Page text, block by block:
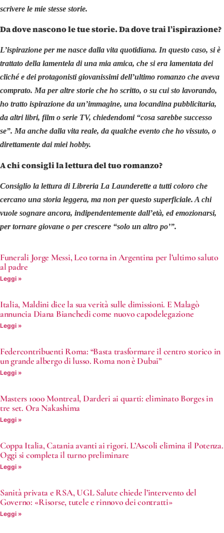
scrivere le mie stesse storie.
Da dove nascono le tue storie. Da dove trai l’ispirazione?
L’ispirazione per me nasce dalla vita quotidiana. In questo caso, si è
trattato della lamentela di una mia amica, che si era lamentata dei
cliché e dei protagonisti giovanissimi dell’ultimo romanzo che aveva
comprato. Ma per altre storie che ho scritto, o su cui sto lavorando,
ho tratto ispirazione da un’immagine, una locandina pubblicitaria,
da altri libri, film o serie TV, chiedendomi “cosa sarebbe successo
se”. Ma anche dalla vita reale, da qualche evento che ho vissuto, o
direttamente dai miei hobby.
A chi consigli la lettura del tuo romanzo?
Consiglio la lettura di Libreria La Launderette a tutti coloro che
cercano una storia leggera, ma non per questo superficiale. A chi
vuole sognare ancora, indipendentemente dall’età, ed emozionarsi,
per tornare giovane o per crescere “solo un altro po’”.
Funerali Jorge Messi, Leo torna in Argentina per l’ultimo saluto
al padre
Leggi »
Italia, Maldini dice la sua verità sulle dimissioni. E Malagò
annuncia Diana Bianchedi come nuovo capodelegazione
Leggi »
Federcontribuenti Roma: “Basta trasformare il centro storico in
un grande albergo di lusso. Roma non è Dubai”
Leggi »
Masters 1000 Montreal, Darderi ai quarti: eliminato Borges in
tre set. Ora Nakashima
Leggi »
Coppa Italia, Catania avanti ai rigori. L’Ascoli elimina il Potenza.
Oggi si completa il turno preliminare
Leggi »
Sanità privata e RSA, UGL Salute chiede l’intervento del
Governo: «Risorse, tutele e rinnovo dei contratti»
Leggi »